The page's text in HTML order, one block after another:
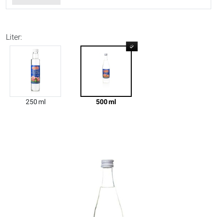
Liter:
250 ml 500 ml